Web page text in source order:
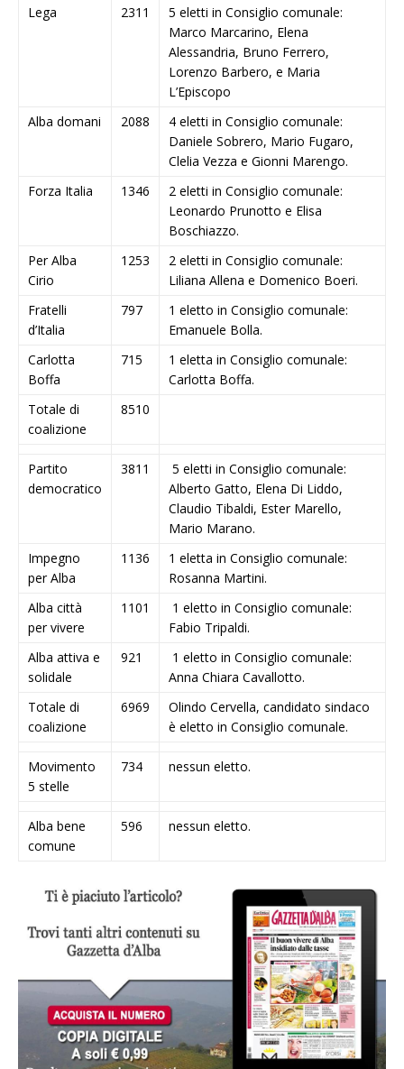
Lega 2311
5 eletti in Consiglio comunale:
Marco Marcarino, Elena
Alessandria, Bruno Ferrero,
Lorenzo Barbero, e Maria
L’Episcopo
Alba domani
2088
4 eletti in Consiglio comunale:
Daniele Sobrero, Mario Fugaro,
Clelia Vezza e Gionni Marengo.
Forza Italia
1346
2 eletti in Consiglio comunale:
Leonardo Prunotto e Elisa
Boschiazzo.
Per Alba
Cirio
1253
2 eletti in Consiglio comunale:
Liliana Allena e Domenico Boeri.
Fratelli
d’Italia
797
1 eletto in Consiglio comunale:
Emanuele Bolla.
Carlotta
Boffa
715
1 eletta in Consiglio comunale:
Carlotta Boffa.
Totale di
coalizione
8510
Partito
democratico
3811
5 eletti in Consiglio comunale:
Alberto Gatto, Elena Di Liddo,
Claudio Tibaldi, Ester Marello,
Mario Marano.
Impegno
per Alba
1136
1 eletta in Consiglio comunale:
Rosanna Martini.
Alba città
per vivere
1101
1 eletto in Consiglio comunale:
Fabio Tripaldi.
Alba attiva e
solidale
921
1 eletto in Consiglio comunale:
Anna Chiara Cavallotto.
Totale di
coalizione
6969
Olindo Cervella, candidato sindaco
è eletto in Consiglio comunale.
Movimento
5 stelle
734 nessun eletto.
Alba bene
comune
596 nessun eletto.